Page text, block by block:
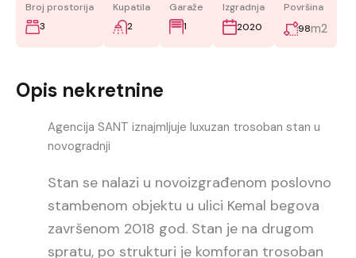
Broj prostorija
3
Kupatila
2
Garaže
1
Izgradnja
2020
Površina
98m2
Opis nekretnine
Agencija SANT iznajmljuje luxuzan trosoban stan u
novogradnji
Stan se nalazi u novoizgrađenom poslovno
stambenom objektu u ulici Kemal begova
završenom 2018 god. Stan je na drugom
spratu, po strukturi je komforan trosoban